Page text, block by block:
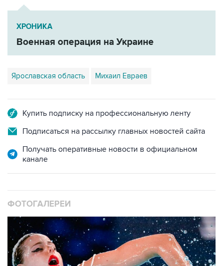
ХРОНИКА
Военная операция на Украине
Ярославская область Михаил Евраев
Купить подписку на профессиональную ленту
Подписаться на рассылку главных новостей сайта
Получать оперативные новости в официальном
канале
ФОТОГАЛЕРЕИ